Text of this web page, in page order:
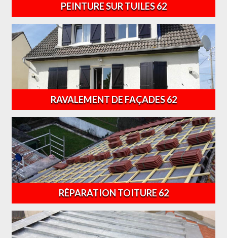
PEINTURE SUR TUILES 62
RAVALEMENT DE FAÇADES 62
RÉPARATION TOITURE 62